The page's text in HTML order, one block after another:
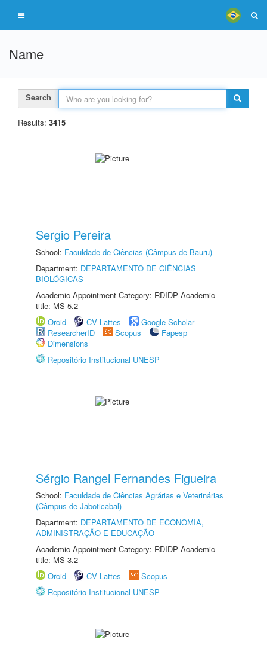
Name
Search
Results: 3415
Sergio Pereira
School: Faculdade de Ciências (Câmpus de Bauru)
Department: DEPARTAMENTO DE CIÊNCIAS
BIOLÓGICAS
Academic Appointment Category: RDIDP Academic
title: MS-5.2
Orcid
CV Lattes
Google Scholar
ResearcherID
Scopus
Fapesp
Dimensions
Repositório Institucional UNESP
Sérgio Rangel Fernandes Figueira
School: Faculdade de Ciências Agrárias e Veterinárias
(Câmpus de Jaboticabal)
Department: DEPARTAMENTO DE ECONOMIA,
ADMINISTRAÇÃO E EDUCAÇÃO
Academic Appointment Category: RDIDP Academic
title: MS-3.2
Orcid
CV Lattes
Scopus
Repositório Institucional UNESP